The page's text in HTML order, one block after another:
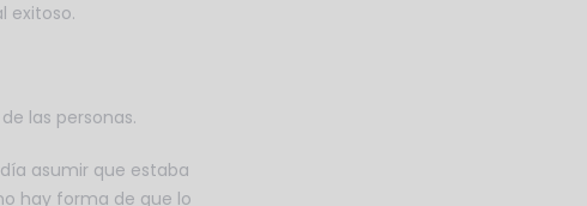
exitoso.
las personas.
asumir que estaba
hay forma de que lo